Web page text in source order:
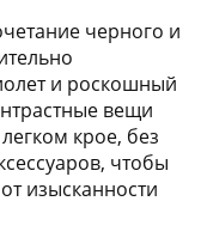
черного и
и роскошный
вещи
крое, без
чтобы
изысканности